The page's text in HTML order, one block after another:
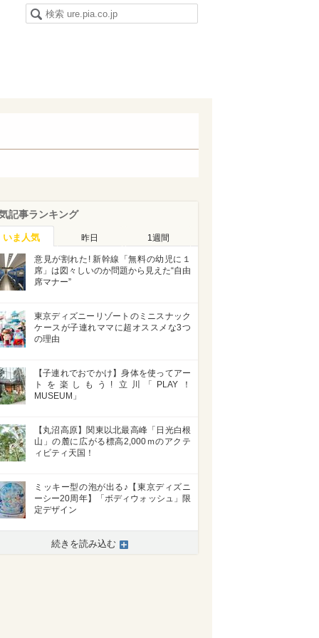
記事ランキング
いま人気 昨日 1週間
意見が割れた! 新幹線「無料の幼児に１
席」は図々しいのか問題から見えた“自由
席マナー”
東京ディズニーリゾートのミニスナック
ケースが子連れママに超オススメな3つ
の理由
【子連れでおでかけ】身体を使ってアー
トを楽しもう! 立川「PLAY！
MUSEUM」
【丸沼高原】関東以北最高峰「日光白根
山」の麓に広がる標高2,000ｍのアクテ
ィビティ天国！
ミッキー型の泡が出る♪【東京ディズニ
ーシー20周年】「ボディウォッシュ」限
定デザイン
続きを読み込む